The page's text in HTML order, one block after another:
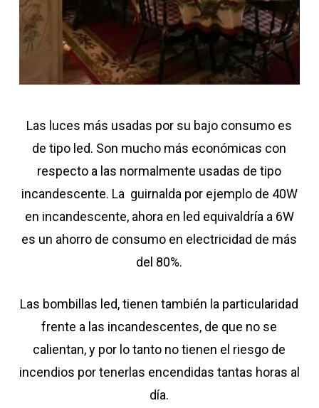
Las luces más usadas por su bajo consumo es
de tipo led. Son mucho más económicas con
respecto a las normalmente usadas de tipo
incandescente. La guirnalda por ejemplo de 40W
en incandescente, ahora en led equivaldría a 6W
es un ahorro de consumo en electricidad de más
del 80%.
Las bombillas led, tienen también la particularidad
frente a las incandescentes, de que no se
calientan, y por lo tanto no tienen el riesgo de
incendios por tenerlas encendidas tantas horas al
día.